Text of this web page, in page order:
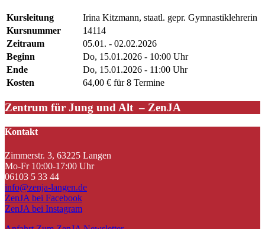
Kursleitung
Irina Kitzmann, staatl. gepr. Gymnastiklehrerin
Kursnummer
14114
Zeitraum
05.01. - 02.02.2026
Beginn
Do, 15.01.2026 - 10:00 Uhr
Ende
Do, 15.01.2026 - 11:00 Uhr
Kosten
64,00 € für 8 Termine
Zentrum für Jung und Alt – ZenJA
Kontakt
Zimmerstr. 3, 63225 Langen
Mo-Fr 10:00-17:00 Uhr
06103 5 33 44
info@zenja-langen.de
ZenJA bei Facebook
ZenJA bei Instagram